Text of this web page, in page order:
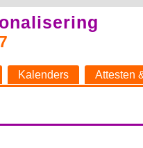
Kalenders Attesten